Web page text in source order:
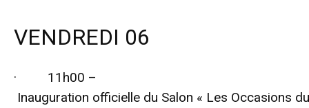
VENDREDI 06
· 11h00 –
Inauguration officielle du Salon « Les Occasions